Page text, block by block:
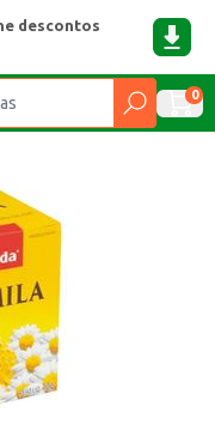
descontos
0